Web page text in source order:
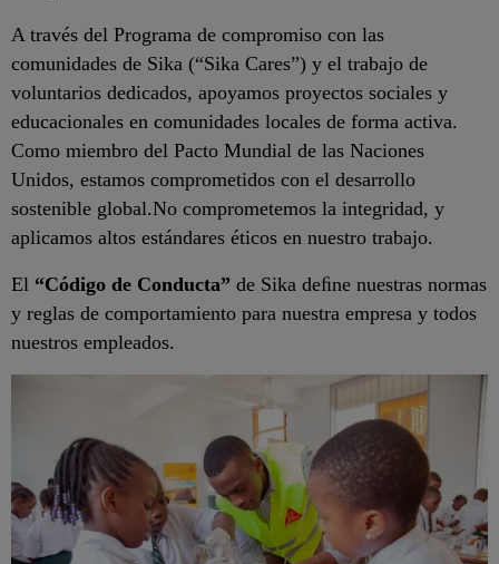
A través del Programa de compromiso con las
comunidades de Sika (“Sika Cares”) y el trabajo de
voluntarios dedicados, apoyamos proyectos sociales y
educacionales en comunidades locales de forma activa.
Como miembro del Pacto Mundial de las Naciones
Unidos, estamos comprometidos con el desarrollo
sostenible global.No comprometemos la integridad, y
aplicamos altos estándares éticos en nuestro trabajo.
El “Código de Conducta” de Sika deﬁne nuestras normas
y reglas de comportamiento para nuestra empresa y todos
nuestros empleados.